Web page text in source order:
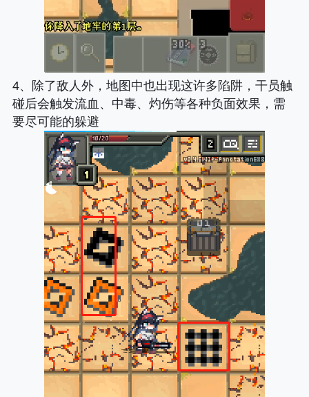
4、除了敌人外，地图中也出现这许多陷阱，干员触
碰后会触发流血、中毒、灼伤等各种负面效果，需
要尽可能的躲避